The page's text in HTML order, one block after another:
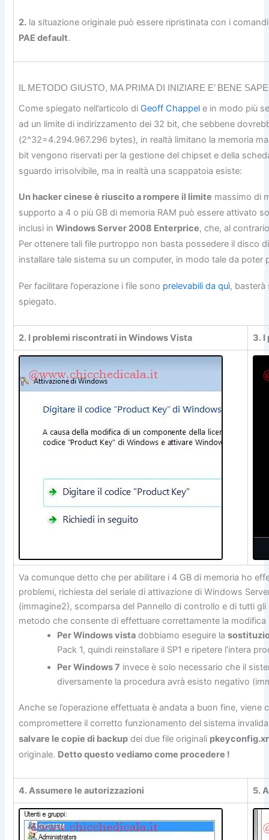
2. la situazione originale può essere ripristinata con i
PAE default.
IL METODO GIUSTO, MA PRIMA DI INIZIARE E’ BENE
Come spiegato nell’articolo di Geoff Chappel e in modo più
ad un limite di indirizzamento dei 32 bit, che sebbene
(2^32=4.294.967.296 bytes), in realtà limitano la memoria
bit vengono riservati per la gestione del chipset e della
sguardo irrisolvibile, ma in realtà una scappatoia esiste:
Un hacker cinese è riuscito a rompere il limite massimo di
supporto a 4 o più GB di memoria RAM può essere attivato
inclusi inWindows Server 2008 Enterprice, che, al
Per ottenere tali file purtroppo non basta possedere il disco
installare tale sistema su un computer, in modo tale da poter
Per facilitare l’operazione i file sono prelevabili da quì,
spiegato.
2. I problemi riscontrati in Windows Vista 3. I
Va comunque detto che per abilitare i 4 GB di memoria ho
problemi, richiesta del seriale di attivazione di Windows
(immagine2), scomparsa del Pannello di controllo e di tutti
metodo che consente di effettuare correttamente la
Per Windows vista dobbiamo eseguire la
Pack 1, quindi reinstallare il SP1 e ripetere l’intera
Per Windows 7 invece è solo necessario che il
diversamente la procedura avrà esisto negativo
Anche se l’operazione effettuata è andata a buon fine,
compromettere il corretto funzionamento del sistema
salvare le copie di backup dei due file originali
originale. Detto questo vediamo come procedere !
4. Assumere le autorizzazioni 5.